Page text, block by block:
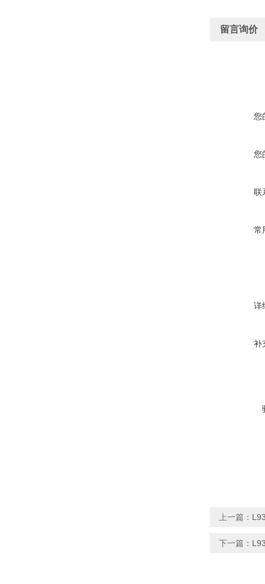
留言询价
您
您
联
常
详
补
上一篇：
下一篇：